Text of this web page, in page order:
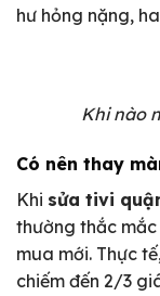
hư hỏng nặng,
Khi nào
Có nên thay
Khi sửa tivi
thường thắc
mua mới. Thực
chiếm đến 2/3